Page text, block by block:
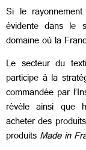
Si le
évidente dans le
domaine où la
Le secteur du
participe à la
commandée par
révèle ainsi que
acheter des
produitsMade in